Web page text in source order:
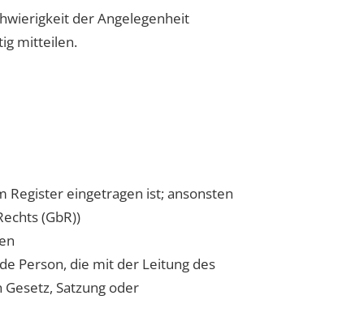
der Angelegenheit
mitteilen.
Register eingetragen ist; ansonsten
(GbR))
Person, die mit der Leitung des
Satzung oder